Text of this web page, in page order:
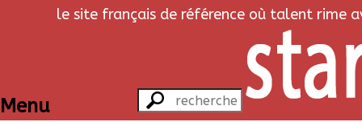
le site français de référence où talent rime
Menu